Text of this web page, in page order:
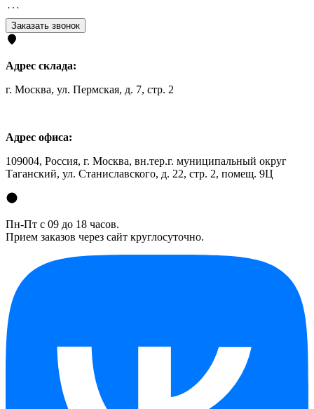
Заказать звонок
Адрес склада:
г. Москва, ул. Пермская, д. 7, стр. 2
Адрес офиса:
109004, Россия, г. Москва, вн.тер.г. муниципальный округ
Таганский, ул. Станиславского, д. 22, стр. 2, помещ. 9Ц
Пн-Пт с 09 до 18 часов.
Прием заказов через сайт круглосуточно.